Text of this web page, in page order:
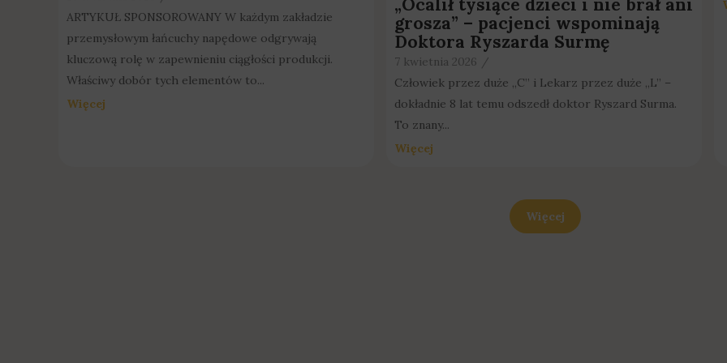
ARTYKUŁ SPONSOROWANY W każdym zakładzie
przemysłowym łańcuchy napędowe odgrywają
kluczową rolę w zapewnieniu ciągłości produkcji.
Właściwy dobór tych elementów to...
Więcej
grosza” – pacjenci wspominają
Doktora Ryszarda Surmę
7 kwietnia 2026 /
Człowiek przez duże „C” i Lekarz przez duże „L” –
dokładnie 8 lat temu odszedł doktor Ryszard Surma.
To znany...
Więcej
Więcej